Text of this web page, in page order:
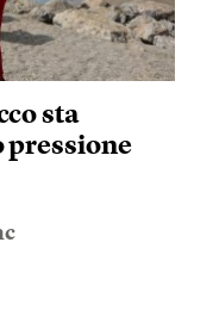
sta
pressione